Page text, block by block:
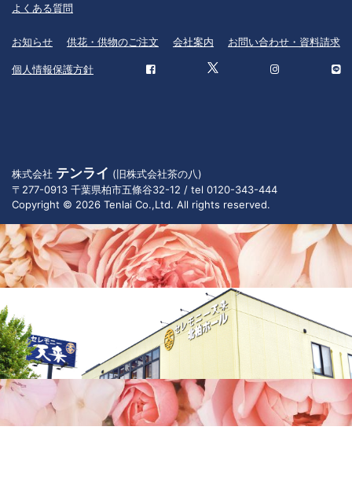
よくある質問
お知らせ 供花・供物のご注文 会社案内 お問い合わせ・資料請求
個人情報保護方針
株式会社 テンライ (旧株式会社茶の八)
〒277-0913 千葉県柏市五條谷32-12 / tel 0120-343-444
Copyright © 2026 Tenlai Co.,Ltd. All rights reserved.